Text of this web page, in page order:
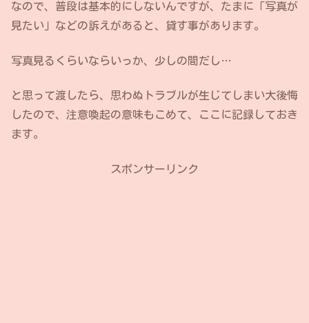
なので、普段は基本的にしないんですが、たまに「写真が
見たい」などの訴えがあると、貸す事があります。
写真見るくらいならいっか、少しの間だし…
と思って渡したら、思わぬトラブルが生じてしまい大後悔
したので、注意喚起の意味もこめて、ここに記録しておき
ます。
スポンサーリンク